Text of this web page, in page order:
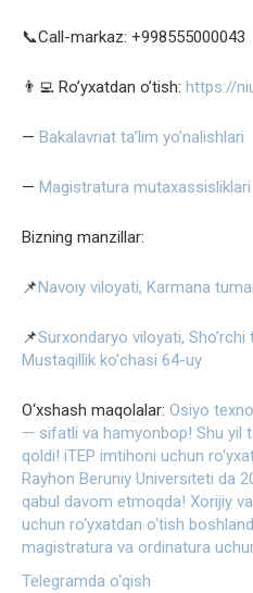
📞Call-markaz: +998555000043
👨‍💻 Ro’yxatdan o’tish: https://
— Bakalavriat ta’lim yo’nalishlari
— Magistratura mutaxassisliklari
Bizning manzillar:
📌Navoiy viloyati, Karmana
📌Surxondaryo viloyati, Sho’rchi
Mustaqillik ko’chasi 64-uy
O‘xshash maqolalar: Osiyo
— sifatli va hamyonbop! Shu yil
qoldi! iTEP imtihoni uchun
Rayhon Beruniy Universiteti da
qabul davom etmoqda! Xorijiy
uchun ro‘yxatdan o‘tish
magistratura va ordinatura
Telegramda o‘qish